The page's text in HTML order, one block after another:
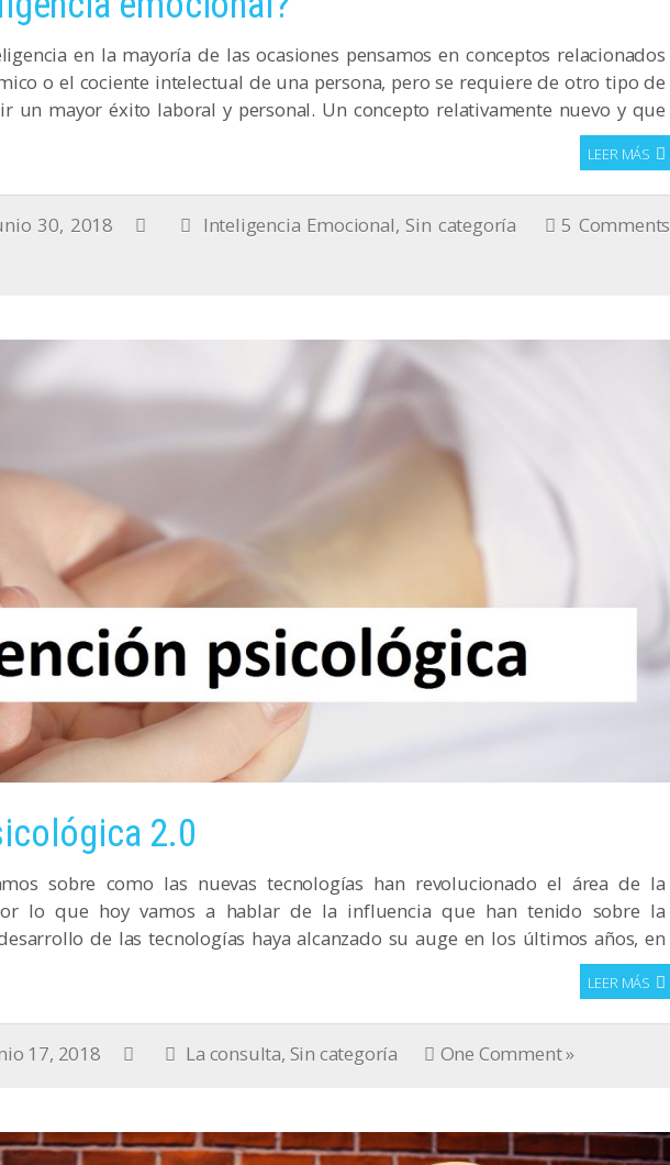
en la mayoría de las ocasiones pensamos en conceptos relacionados
o el cociente intelectual de una persona, pero se requiere de otro tipo de
un mayor éxito laboral y personal. Un concepto relativamente nuevo y que
LEER MÁS
30, 2018 Inteligencia Emocional,Sin categoría
5 Comments
2.0
sobre como las nuevas tecnologías han revolucionado el área de la
lo que hoy vamos a hablar de la influencia que han tenido sobre la
de las tecnologías haya alcanzado su auge en los últimos años, en
LEER MÁS
17, 2018 La consulta, Sin categoría One Comment »